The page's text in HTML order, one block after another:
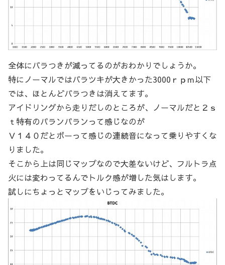
全体にバラつきが減ってるのがおわかりでしょうか。
特にノーマルではバラツキが大きかった3000ｒｐｍ以下
では、ほとんどバラつきは消えてます。
アイドリングから走りだしのところが、ノーマルだと２ｓ
ｔ特有のパランパランって感じなのが
Ｖ１４０だとボーって感じの連続音になって乗りやすくな
りました。
そこから上は同じマップなので大差ないけど、フルトラ点
火には変わってるんでトルク感が増した気はします。
試しにちょっとマップをいじってみました。